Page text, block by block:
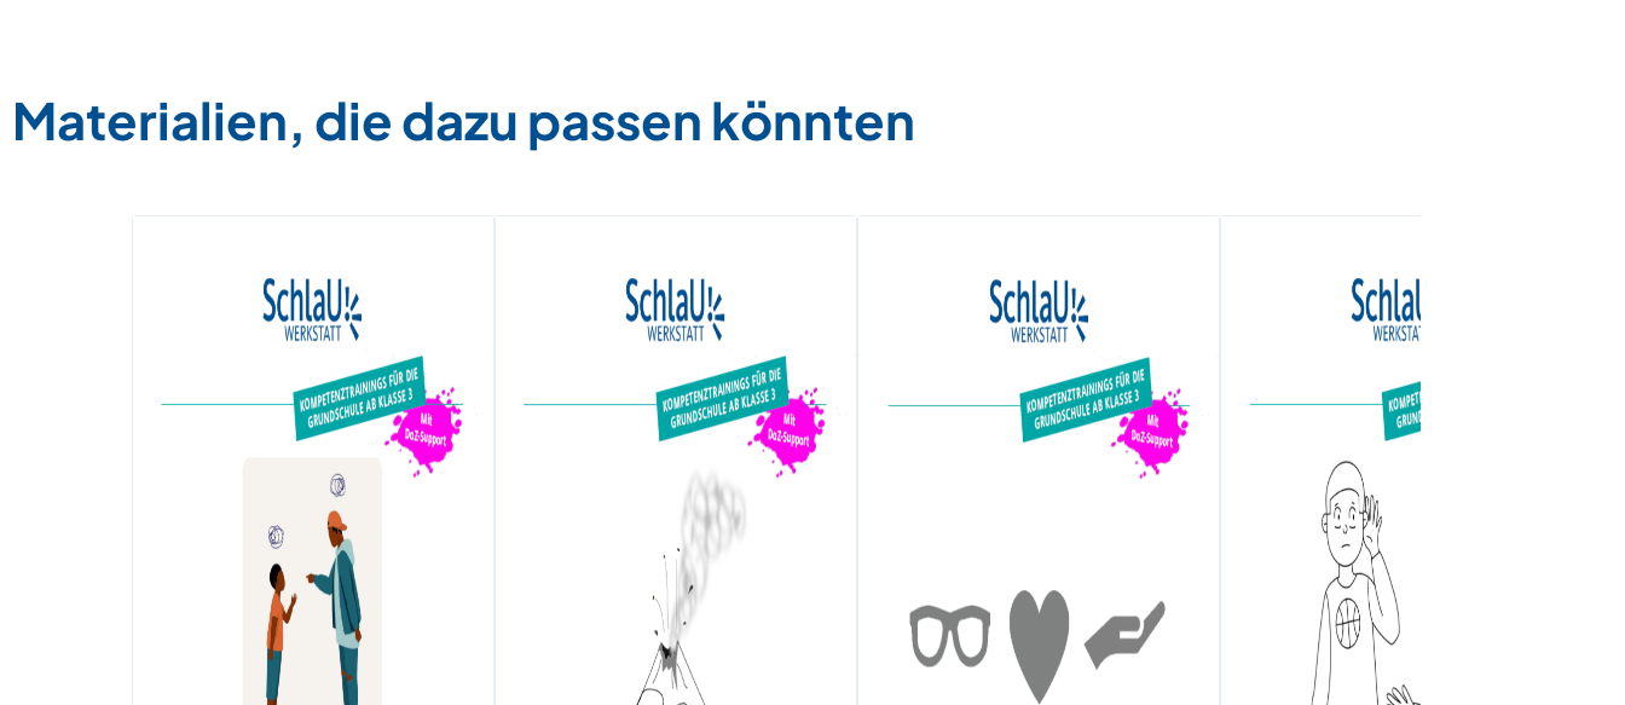
Materialien, die dazu passen könnten